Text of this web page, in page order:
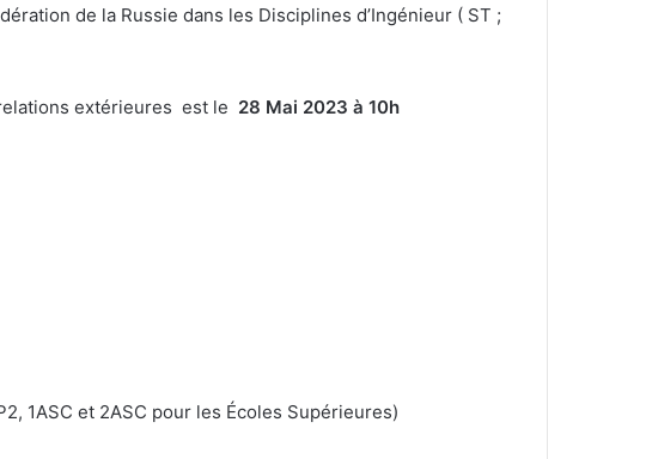
de la Russie dans les Disciplines d’Ingénieur ( ST ;
extérieures est le 28 Mai 2023 à 10h
1ASC et 2ASC pour les Écoles Supérieures)